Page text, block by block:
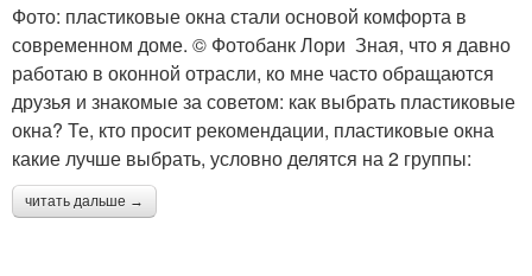
Фото: пластиковые окна стали основой комфорта в
современном доме. © Фотобанк Лори Зная, что я давно
работаю в оконной отрасли, ко мне часто обращаются
друзья и знакомые за советом: как выбрать пластиковые
окна? Те, кто просит рекомендации, пластиковые окна
какие лучше выбрать, условно делятся на 2 группы:
читать дальше →